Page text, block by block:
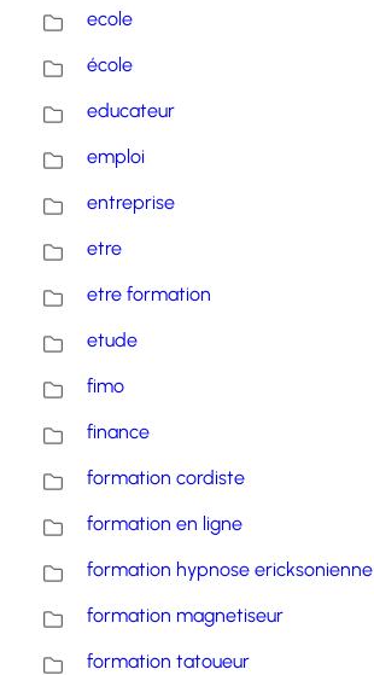
ecole
école
educateur
emploi
entreprise
etre
etre formation
etude
fimo
finance
formation cordiste
formation en ligne
formation hypnose ericksonienne
formation magnetiseur
formation tatoueur